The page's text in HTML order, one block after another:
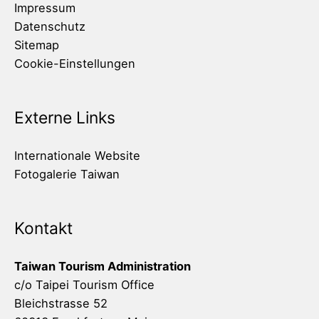
Impressum
Datenschutz
Sitemap
Cookie-Einstellungen
Externe Links
Internationale Website
Fotogalerie Taiwan
Kontakt
Taiwan Tourism Administration
c/o Taipei Tourism Office
Bleichstrasse 52